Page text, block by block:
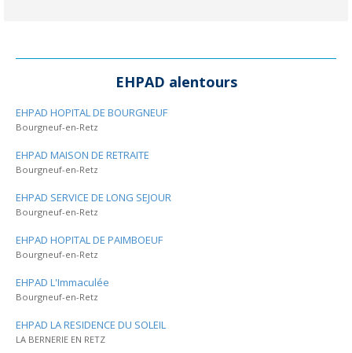
EHPAD alentours
EHPAD HOPITAL DE BOURGNEUF
Bourgneuf-en-Retz
EHPAD MAISON DE RETRAITE
Bourgneuf-en-Retz
EHPAD SERVICE DE LONG SEJOUR
Bourgneuf-en-Retz
EHPAD HOPITAL DE PAIMBOEUF
Bourgneuf-en-Retz
EHPAD L'Immaculée
Bourgneuf-en-Retz
EHPAD LA RESIDENCE DU SOLEIL
LA BERNERIE EN RETZ